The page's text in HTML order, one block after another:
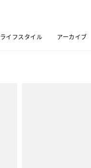
ライフスタイル アーカイブ